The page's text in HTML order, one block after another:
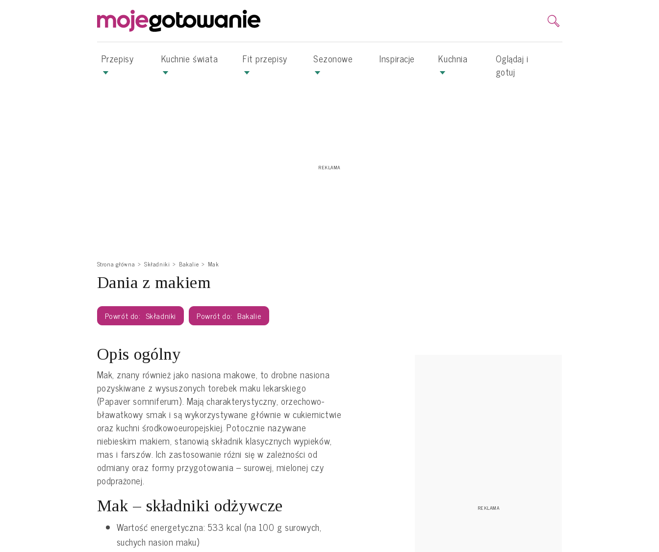
Przepisy Kuchnie świata Fit przepisy Sezonowe Inspiracje Kuchnia
Oglądaj i
gotuj
Strona główna Składniki Bakalie Mak
Dania z makiem
Składniki Bakalie
Opis ogólny
Mak, znany również jako nasiona makowe, to drobne nasiona
pozyskiwane z wysuszonych torebek maku lekarskiego
(Papaver somniferum). Mają charakterystyczny, orzechowo-
bławatkowy smak i są wykorzystywane głównie w cukiernictwie
oraz kuchni środkowoeuropejskiej. Potocznie nazywane
niebieskim makiem, stanowią składnik klasycznych wypieków,
mas i farszów. Ich zastosowanie różni się w zależności od
odmiany oraz formy przygotowania – surowej, mielonej czy
podprażonej.
Mak – składniki odżywcze
Wartość energetyczna: 533 kcal (na 100 g surowych,
suchych nasion maku)